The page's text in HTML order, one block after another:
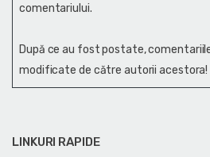
LINKURI RAPIDE
comentariului.
După ce au fost postate,
modificate de către autorii acestora!